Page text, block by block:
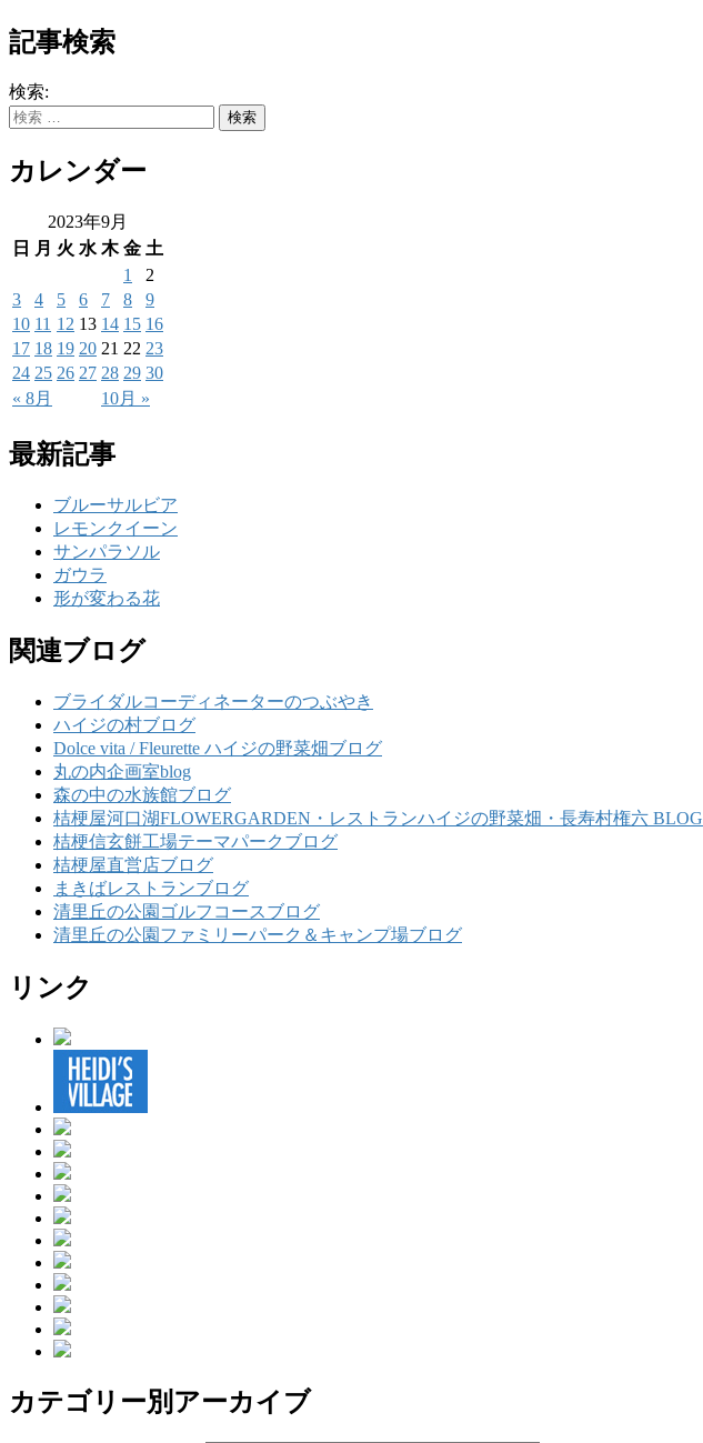
記事検索
検索:
カレンダー
2023年9月
日
月 火 水 木 金 土
« 8月 10月 »
1
2
3
4 5 6 7 8
9
10 11 12 13 14 15 16
17 18 19 20 21 22 23
24 25 26 27 28 29 30
最新記事
ブルーサルビア
レモンクイーン
サンパラソル
ガウラ
形が変わる花
関連ブログ
ブライダルコーディネーターのつぶやき
ハイジの村ブログ
Dolce vita / Fleurette ハイジの野菜畑ブログ
丸の内企画室blog
森の中の水族館ブログ
桔梗屋河口湖FLOWERGARDEN・レストランハイジの野菜畑・長寿村権六 BLOG
桔梗信玄餅工場テーマパークブログ
桔梗屋直営店ブログ
まきばレストランブログ
清里丘の公園ゴルフコースブログ
清里丘の公園ファミリーパーク＆キャンプ場ブログ
リンク
カテゴリー別アーカイブ